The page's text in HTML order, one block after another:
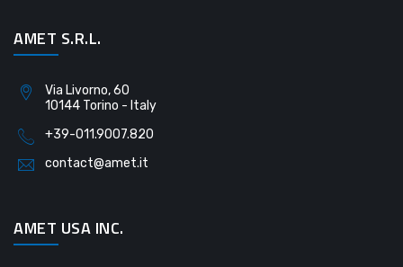
AMET S.R.L.
Via Livorno, 60
10144 Torino - Italy
+39-011.9007.820
contact@amet.it
AMET USA INC.